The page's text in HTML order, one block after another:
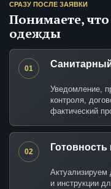
СРАЗУ ПОСЛЕ ЗАЯВКИ
Понимаете,
одежды
01
Уведомление,
контроля,
фактический
02 Готовность
и инструкции